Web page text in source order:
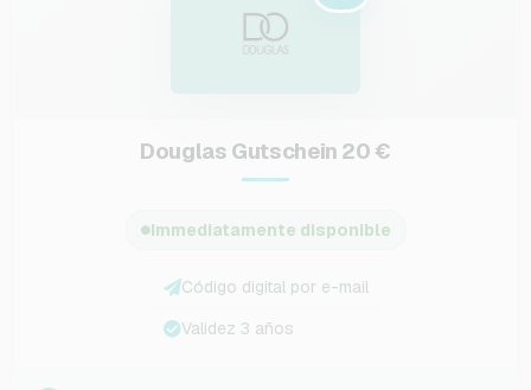
Douglas Gutschein 20 €
Immediatamente disponible
Código digital por e-mail
Validez 3 años